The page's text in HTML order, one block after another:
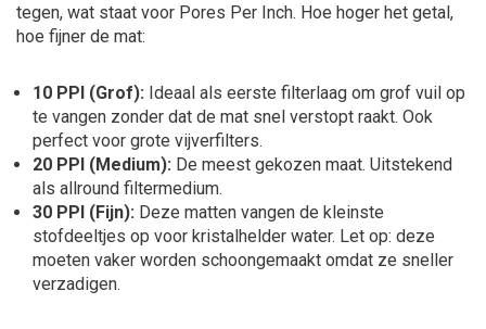
tegen, wat staat voor Pores Per Inch. Hoe hoger het getal,
hoe fijner de mat:
10 PPI (Grof): Ideaal als eerste filterlaag om grof vuil op
te vangen zonder dat de mat snel verstopt raakt. Ook
perfect voor grote vijverfilters.
20 PPI (Medium): De meest gekozen maat. Uitstekend
als allround filtermedium.
30 PPI (Fijn): Deze matten vangen de kleinste
stofdeeltjes op voor kristalhelder water. Let op: deze
moeten vaker worden schoongemaakt omdat ze sneller
verzadigen.